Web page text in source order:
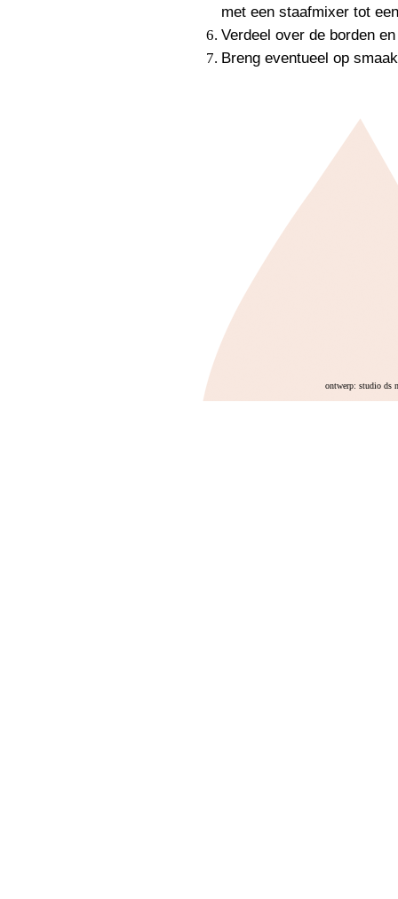
met een staafmixer tot
Verdeel over de borden
Breng eventueel op
ontwerp: studio ds